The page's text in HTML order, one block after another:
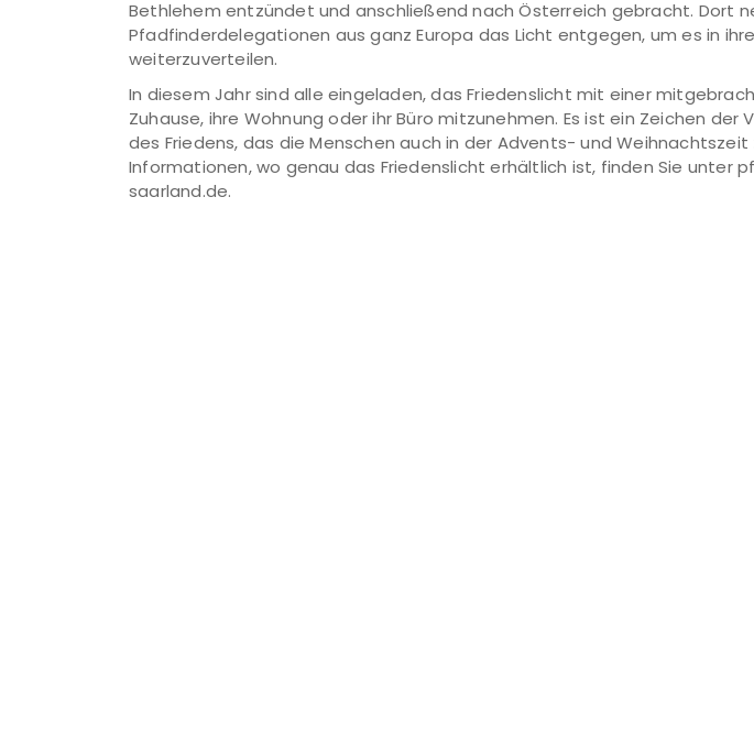
Bethlehem entzündet und anschließend nach Österreich gebracht. Dort
Pfadfinderdelegationen aus ganz Europa das Licht entgegen, um es in
weiterzuverteilen.
In diesem Jahr sind alle eingeladen, das Friedenslicht mit einer
Zuhause, ihre Wohnung oder ihr Büro mitzunehmen. Es ist ein Zeichen der
des Friedens, das die Menschen auch in der Advents- und
Informationen, wo genau das Friedenslicht erhältlich ist, finden Sie unter
saarland.de.